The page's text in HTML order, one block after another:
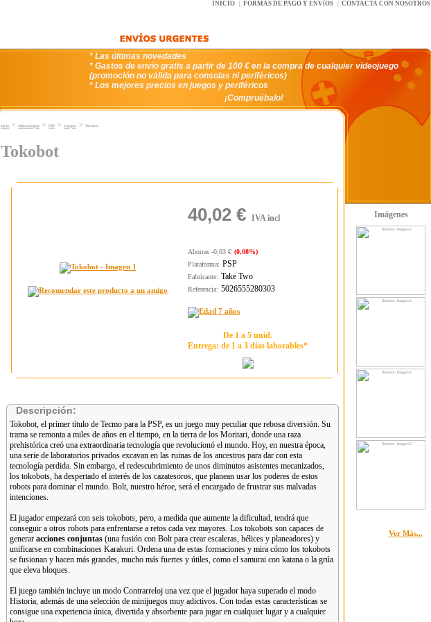
INICIO FORMAS DE PAGO Y ENVíOS CONTACTA CON NOSOTROS
* Las últimas novedades
* Gastos de envío gratis a partir de 100 € en la compra de cualquier videojuego
(promoción no válida para consolas ni periféricos)
* Los mejores precios en juegos y periféricos
¡Compruébalo!
Inicio > VideoJuegos > PSP > Juegos > Tokobot
Tokobot
40,02 € IVA incl
Ahorras -0,03 € (0,08%)
Plataforma: PSP
Fabricante: Take Two
Referencia: 5026555280303
De 1 a 5 unid.
Entrega: de 1 a 3 días laborables*
Descripción:
Tokobot, el primer título de Tecmo para la PSP, es un juego muy peculiar que rebosa diversión. Su
trama se remonta a miles de años en el tiempo, en la tierra de los Moritari, donde una raza
prehistórica creó una extraordinaria tecnología que revolucionó el mundo. Hoy, en nuestra época,
una serie de laboratorios privados excavan en las ruinas de los ancestros para dar con esta
tecnología perdida. Sin embargo, el redescubrimiento de unos diminutos asistentes mecanizados,
los tokobots, ha despertado el interés de los cazatesoros, que planean usar los poderes de estos
robots para dominar el mundo. Bolt, nuestro héroe, será el encargado de frustrar sus malvadas
intenciones.
El jugador empezará con seis tokobots, pero, a medida que aumente la dificultad, tendrá que
conseguir a otros robots para enfrentarse a retos cada vez mayores. Los tokobots son capaces de
generar acciones conjuntas (una fusión con Bolt para crear escaleras, hélices y planeadores) y
unificarse en combinaciones Karakuri. Ordena una de estas formaciones y mira cómo los tokobots
se fusionan y hacen más grandes, mucho más fuertes y útiles, como el samurai con katana o la grúa
que eleva bloques.
El juego también incluye un modo Contrarreloj una vez que el jugador haya superado el modo
Historia, además de una selección de minijuegos muy adictivos. Con todas estas características se
consigue una experiencia única, divertida y absorbente para jugar en cualquier lugar y a cualquier
Imágenes
Ver Más...